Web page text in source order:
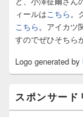
ト
エ
ア
ィールはこちら。
こちら。アイカツ
すのでぜひそちら
Logo generated by
スポンサード